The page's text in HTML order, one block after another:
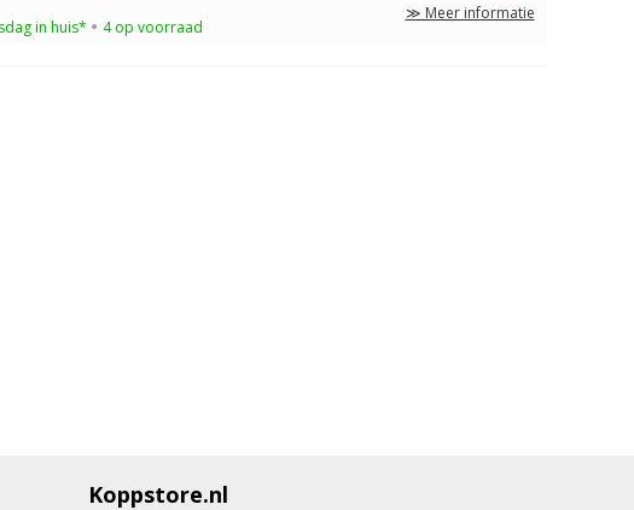
in huis* 4 op voorraad
≫ Meer informatie
Koppstore.nl